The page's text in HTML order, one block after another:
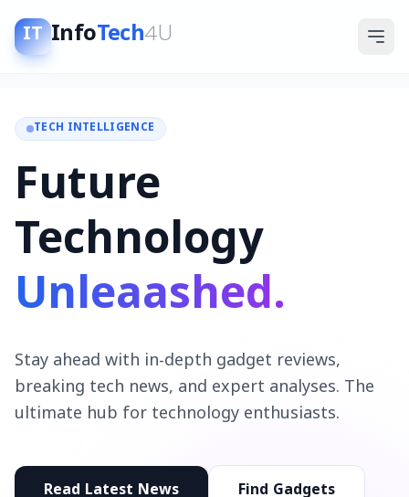
IT InfoTech4U
TECH INTELLIGENCE
Future
Technology
Unleaashed.
Stay ahead with in-depth gadget reviews,
breaking tech news, and expert analyses. The
ultimate hub for technology enthusiasts.
Read Latest News Find Gadgets